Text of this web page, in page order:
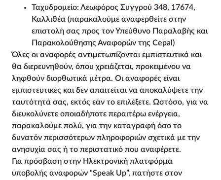
Ταχυδρομείο: Λεωφόρος Συγγρού 348, 17674,
Καλλιθέα (παρακαλούμε αναφερθείτε στην
επιστολή σας προς τον Υπεύθυνο Παραλαβής και
Παρακολούθησης Αναφορών της Cepal)
Όλες οι αναφορές αντιμετωπίζονται εμπιστευτικά και
θα διερευνηθούν, όπου χρειάζεται, προκειμένου να
ληφθούν διορθωτικά μέτρα. Οι αναφορές είναι
εμπιστευτικές και δεν απαιτείται να αποκαλύψετε την
ταυτότητά σας, εκτός εάν το επιλέξετε. Ωστόσο, για να
διευκολύνετε οποιαδήποτε περαιτέρω ενέργεια,
παρακαλούμε πολύ, για την καταγραφή όσο το
δυνατόν περισσότερων πληροφοριών σχετικά με την
ανησυχία σας ή το περιστατικό που αναφέρετε.
Για πρόσβαση στην Ηλεκτρονική πλατφόρμα
υποβολής αναφορών “Speak Up”, πατήστε στον